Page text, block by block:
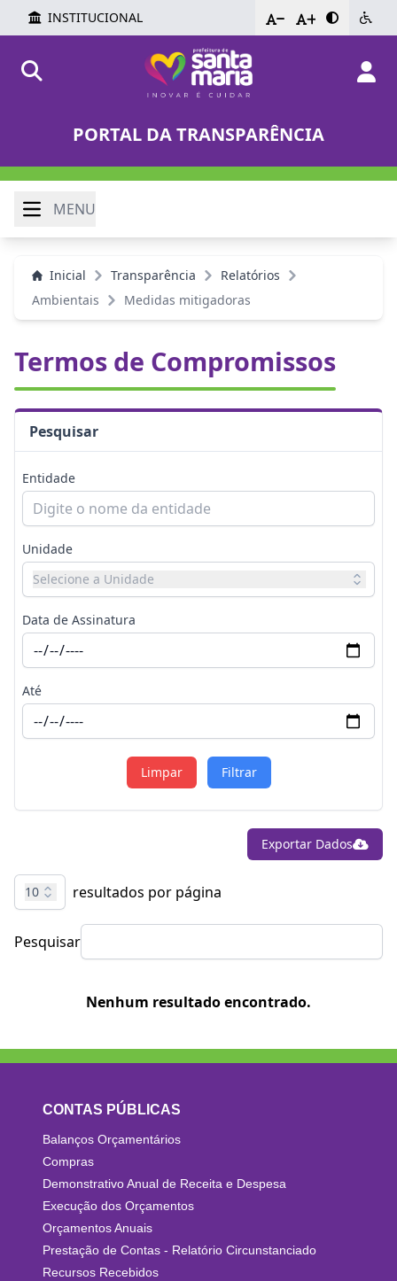
INSTITUCIONAL - +
PORTAL DA TRANSPARÊNCIA
MENU
Inicial Transparência
Relatórios
Ambientais
Medidas mitigadoras
Termos de Compromissos
Pesquisar
Entidade
Unidade
Selecione a Unidade
Data de Assinatura
Até
Limpar Filtrar
Exportar Dados
10 resultados por página
Pesquisar
Nenhum resultado encontrado.
CONTAS PÚBLICAS
Balanços Orçamentários
Compras
Demonstrativo Anual de Receita e Despesa
Execução dos Orçamentos
Orçamentos Anuais
Prestação de Contas - Relatório Circunstanciado
Recursos Recebidos